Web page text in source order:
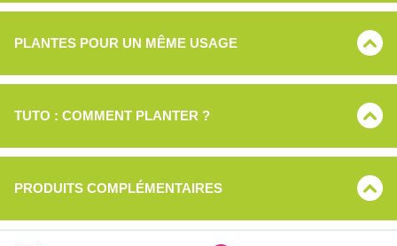
PLANTES POUR UN MÊME USAGE
TUTO : COMMENT PLANTER ?
PRODUITS COMPLÉMENTAIRES